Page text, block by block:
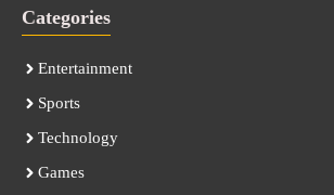
Categories
Entertainment
Sports
Technology
Games